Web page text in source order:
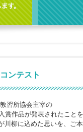
ンテスト
習所協会主宰の
賞作品が発表されたこと
川柳に込めた思いを、ご